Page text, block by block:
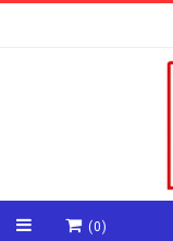
(0)